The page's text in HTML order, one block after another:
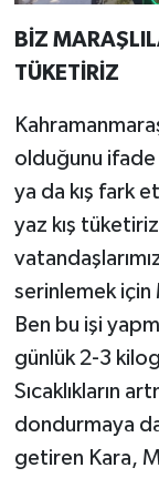
BİZ
TÜKETİRİZ
olduğunu ifade
ya da kış fark
yaz kış
serinlemek için
Ben bu işi
günlük 2-3
Sıcaklıkların
dondurmaya
getiren Kara,